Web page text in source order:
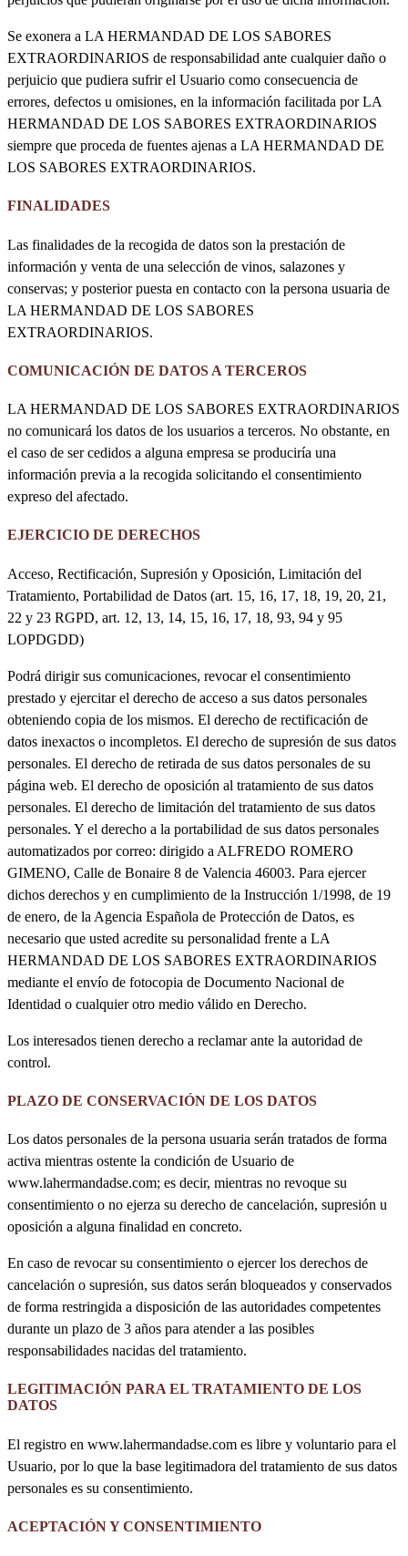
Se exonera a LA HERMANDAD DE LOS SABORES
EXTRAORDINARIOS de responsabilidad ante cualquier daño o
perjuicio que pudiera sufrir el Usuario como consecuencia de
errores, defectos u omisiones, en la información facilitada por LA
HERMANDAD DE LOS SABORES EXTRAORDINARIOS
siempre que proceda de fuentes ajenas a LA HERMANDAD DE
LOS SABORES EXTRAORDINARIOS.
FINALIDADES
Las finalidades de la recogida de datos son la prestación de
información y venta de una selección de vinos, salazones y
conservas; y posterior puesta en contacto con la persona usuaria de
LA HERMANDAD DE LOS SABORES
EXTRAORDINARIOS.
COMUNICACIÓN DE DATOS A TERCEROS
LA HERMANDAD DE LOS SABORES EXTRAORDINARIOS
no comunicará los datos de los usuarios a terceros. No obstante, en
el caso de ser cedidos a alguna empresa se produciría una
información previa a la recogida solicitando el consentimiento
expreso del afectado.
EJERCICIO DE DERECHOS
Acceso, Rectificación, Supresión y Oposición, Limitación del
Tratamiento, Portabilidad de Datos (art. 15, 16, 17, 18, 19, 20, 21,
22 y 23 RGPD, art. 12, 13, 14, 15, 16, 17, 18, 93, 94 y 95
LOPDGDD)
Podrá dirigir sus comunicaciones, revocar el consentimiento
prestado y ejercitar el derecho de acceso a sus datos personales
obteniendo copia de los mismos. El derecho de rectificación de
datos inexactos o incompletos. El derecho de supresión de sus datos
personales. El derecho de retirada de sus datos personales de su
página web. El derecho de oposición al tratamiento de sus datos
personales. El derecho de limitación del tratamiento de sus datos
personales. Y el derecho a la portabilidad de sus datos personales
automatizados por correo: dirigido a ALFREDO ROMERO
GIMENO, Calle de Bonaire 8 de Valencia 46003. Para ejercer
dichos derechos y en cumplimiento de la Instrucción 1/1998, de 19
de enero, de la Agencia Española de Protección de Datos, es
necesario que usted acredite su personalidad frente a LA
HERMANDAD DE LOS SABORES EXTRAORDINARIOS
mediante el envío de fotocopia de Documento Nacional de
Identidad o cualquier otro medio válido en Derecho.
Los interesados tienen derecho a reclamar ante la autoridad de
control.
PLAZO DE CONSERVACIÓN DE LOS DATOS
Los datos personales de la persona usuaria serán tratados de forma
activa mientras ostente la condición de Usuario de
www.lahermandadse.com; es decir, mientras no revoque su
consentimiento o no ejerza su derecho de cancelación, supresión u
oposición a alguna finalidad en concreto.
En caso de revocar su consentimiento o ejercer los derechos de
cancelación o supresión, sus datos serán bloqueados y conservados
de forma restringida a disposición de las autoridades competentes
durante un plazo de 3 años para atender a las posibles
responsabilidades nacidas del tratamiento.
LEGITIMACIÓN PARA EL TRATAMIENTO DE LOS
DATOS
El registro en www.lahermandadse.com es libre y voluntario para el
Usuario, por lo que la base legitimadora del tratamiento de sus datos
personales es su consentimiento.
ACEPTACIÓN Y CONSENTIMIENTO